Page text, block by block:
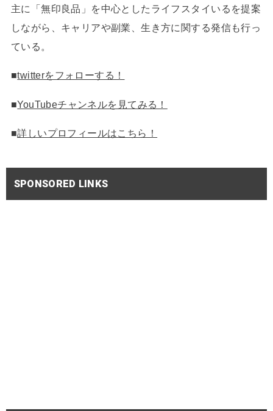
主に「無印良品」を中心としたライフスタイいるを提案
しながら、キャリアや副業、生き方に関する発信も行っ
ている。
■twitterをフォローする！
■YouTubeチャンネルを見てみる！
■詳しいプロフィールはこちら！
SPONSORED LINKS